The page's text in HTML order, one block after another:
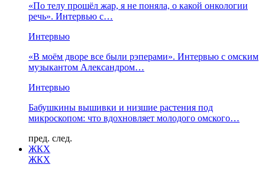
«По телу прошёл жар, я не поняла, о какой онкологии
речь». Интервью с…
Интервью
«В моём дворе все были рэперами». Интервью с омским
музыкантом Александром…
Интервью
Бабушкины вышивки и низшие растения под
микроскопом: что вдохновляет молодого омского…
пред. след.
ЖКХ
ЖКХ